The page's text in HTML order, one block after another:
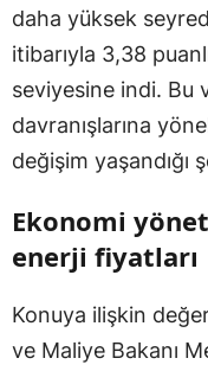
daha yüksek
itibarıyla 3,38
seviyesine indi. Bu
davranışlarına
değişim yaşandığı
Ekonomi
enerji fiyatları
Konuya ilişkin
ve Maliye Bakanı